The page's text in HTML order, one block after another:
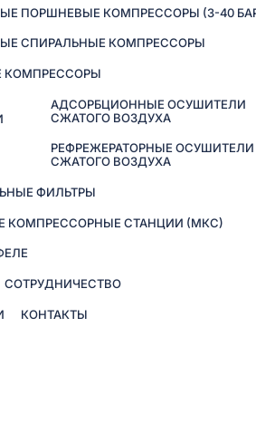
ПОРШНЕВЫЕ КОМПРЕССОРЫ (3-40
СПИРАЛЬНЫЕ КОМПРЕССОРЫ
КОМПРЕССОРЫ
АДСОРБЦИОННЫЕ ОСУШИТЕЛИ
СЖАТОГО ВОЗДУХА
РЕФРЕЖЕРАТОРНЫЕ ОСУШИТЕЛИ
СЖАТОГО ВОЗДУХА
ФИЛЬТРЫ
КОМПРЕССОРНЫЕ СТАНЦИИ (МКС)
СОТРУДНИЧЕСТВО
КОНТАКТЫ